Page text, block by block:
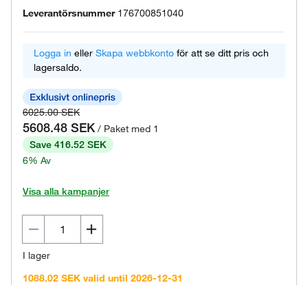
Leverantörsnummer 176700851040
Logga in eller Skapa webbkonto för att se ditt pris och
lagersaldo.
6025.00 SEK
5608.48 SEK / Paket med 1
Save 416.52 SEK
6% Av
Visa alla kampanjer
I lager
1088.02 SEK valid until 2026-12-31